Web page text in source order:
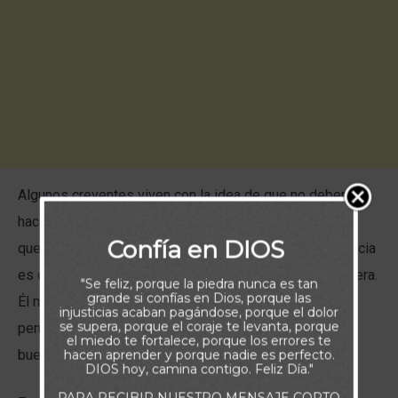
Algunos creyentes viven con la idea de que no deberían
hacer planes ni pensar en el futuro, porque no saben lo
que Dios tiene preparado para ellos. Pero la buena noticia
es que Dios no diseñó la fe para funcionar de esa manera.
Él mismo puso en nosotros el deseo de trabajar y de
pensar en el futuro. Dios quiere que anticipemos Sus
buenas obras para el mañana.
Confía en DIOS
"Se feliz, porque la piedra nunca es tan
grande si confías en Dios, porque las
injusticias acaban pagándose, porque el dolor
se supera, porque el coraje te levanta, porque
el miedo te fortalece, porque los errores te
hacen aprender y porque nadie es perfecto.
DIOS hoy, camina contigo. Feliz Día."